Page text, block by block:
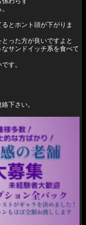
とホント頭が下がりま
った方が良いですよと
サンドイッチ系を食べて
す。
下さい。